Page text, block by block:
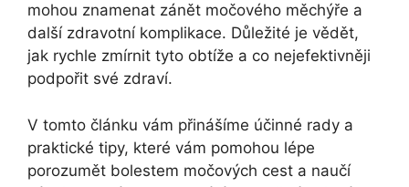
mohou znamenat zánět močového měchýře a
další zdravotní komplikace. Důležité je vědět,
jak rychle zmírnit tyto obtíže a co nejefektivněji
podpořit své zdraví.
V tomto článku vám přinášíme účinné rady a
praktické tipy, které vám pomohou lépe
porozumět bolestem močových cest a naučí